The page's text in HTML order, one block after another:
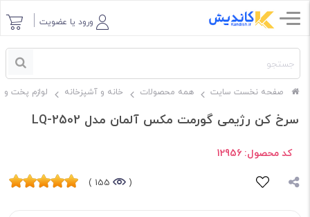
ورود یا عضویت
صفحه نخست سایت همه محصولات خانه و آشپزخانه لوازم پخت و
سرخ کن رژیمی گورمت مکس آلمان مدل LQ-2502
کد محصول: 12956
(
155 )